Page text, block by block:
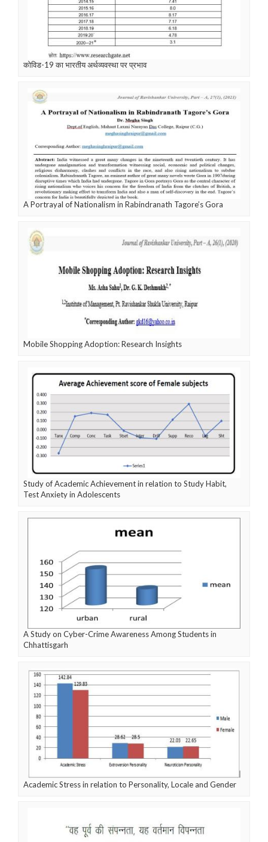
कोविड-19 का भारतीय अर्थव्यवस्था पर प्रभाव
A Portrayal of Nationalism in Rabindranath Tagore’s Gora
Mobile Shopping Adoption: Research Insights
Study of Academic Achievement in relation to Study Habit,
Test Anxiety in Adolescents
A Study on Cyber-Crime Awareness Among Students in
Chhattisgarh
Academic Stress in relation to Personality, Locale and Gender